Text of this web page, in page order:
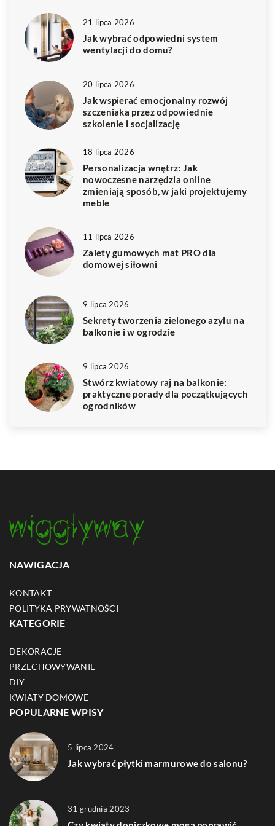
21 lipca 2026
Jak wybrać odpowiedni system
wentylacji do domu?
20 lipca 2026
Jak wspierać emocjonalny rozwój
szczeniaka przez odpowiednie
szkolenie i socjalizację
18 lipca 2026
Personalizacja wnętrz: Jak
nowoczesne narzędzia online
zmieniają sposób, w jaki projektujemy
meble
11 lipca 2026
Zalety gumowych mat PRO dla
domowej siłowni
9 lipca 2026
Sekrety tworzenia zielonego azylu na
balkonie i w ogrodzie
9 lipca 2026
Stwórz kwiatowy raj na balkonie:
praktyczne porady dla początkujących
ogrodników
NAWIGACJA
KONTAKT
POLITYKA PRYWATNOŚCI
KATEGORIE
DEKORACJE
PRZECHOWYWANIE
DIY
KWIATY DOMOWE
POPULARNE WPISY
5 lipca 2024
Jak wybrać płytki marmurowe do salonu?
31 grudnia 2023